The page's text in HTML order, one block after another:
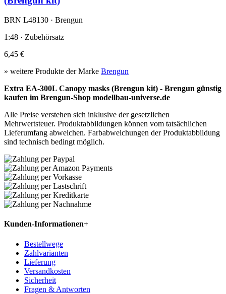
BRN L48130 · Brengun
1:48 · Zubehörsatz
6,45 €
» weitere Produkte der Marke Brengun
Extra EA-300L Canopy masks (Brengun kit) - Brengun günstig
kaufen im Brengun-Shop modellbau-universe.de
Alle Preise verstehen sich inklusive der gesetzlichen
Mehrwertsteuer. Produktabbildungen können vom tatsächlichen
Lieferumfang abweichen. Farbabweichungen der Produktabbildung
sind technisch bedingt möglich.
Kunden-Informationen+
Bestellwege
Zahlvarianten
Lieferung
Versandkosten
Sicherheit
Fragen & Antworten